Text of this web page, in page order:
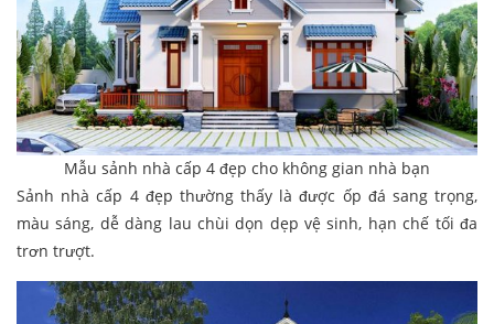
Mẫu sảnh nhà cấp 4 đẹp cho không gian nhà bạn
Sảnh nhà cấp 4 đẹp thường thấy là được ốp đá sang trọng,
màu sáng, dễ dàng lau chùi dọn dẹp vệ sinh, hạn chế tối đa
trơn trượt.